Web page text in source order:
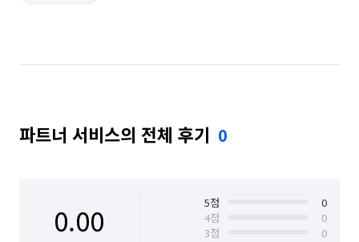
파트너 서비스의 전체 후기 0
0.00 5점
0
4점
0
3점
0